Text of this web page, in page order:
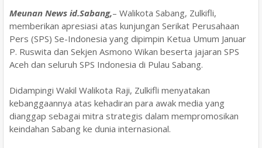
Meunan News id.Sabang,– Walikota Sabang, Zulkifli,
memberikan apresiasi atas kunjungan Serikat Perusahaan
Pers (SPS) Se-Indonesia yang dipimpin Ketua Umum Januar
P. Ruswita dan Sekjen Asmono Wikan beserta jajaran SPS
Aceh dan seluruh SPS Indonesia di Pulau Sabang.
Didampingi Wakil Walikota Raji, Zulkifli menyatakan
kebanggaannya atas kehadiran para awak media yang
dianggap sebagai mitra strategis dalam mempromosikan
keindahan Sabang ke dunia internasional.